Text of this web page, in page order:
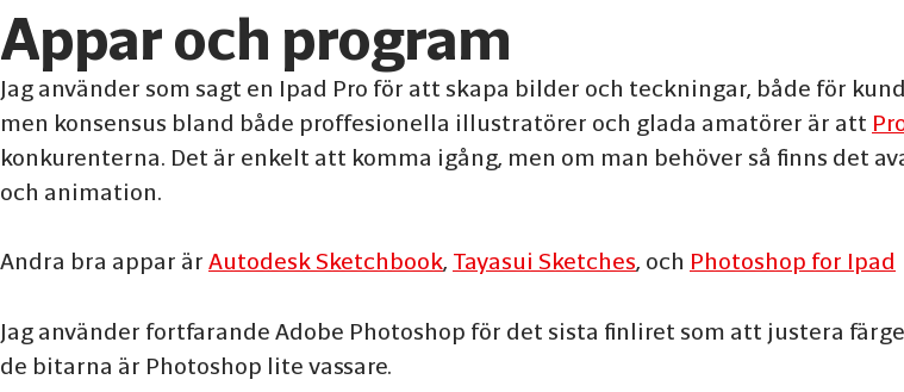
Appar och program
Jag använder som sagt en Ipad Pro för att skapa bilder och teckningar, både för
men konsensus bland både proffesionella illustratörer och glada amatörer är att
konkurenterna. Det är enkelt att komma igång, men om man behöver så finns det
och animation.
Andra bra appar är Autodesk Sketchbook, Tayasui Sketches, och Photoshop for Ipad
Jag använder fortfarande Adobe Photoshop för det sista finliret som att justera
de bitarna är Photoshop lite vassare.